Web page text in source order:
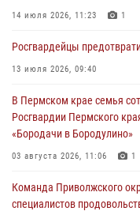
Росгвардейцы оказали
28 июля 2026, 06:15
ведомственной акции
24 июля 2026, 08:45
Юные защитники порядка:
24 июля 2026, 08:43
14 июля 2026, 11:23 1
Росгвардейцы
13 июля 2026, 09:40
В Пермском крае семья
Росгвардии Пермского
«Бородачи в Бородулино»
03 августа 2026, 11:06 1
Команда Приволжского
специалистов